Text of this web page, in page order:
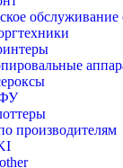
обслуживание
производителям